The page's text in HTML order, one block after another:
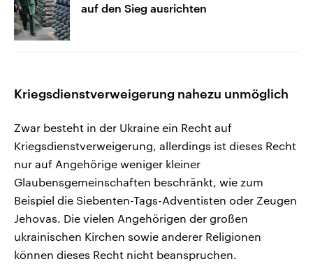
auf den Sieg ausrichten
Kriegsdienstverweigerung nahezu unmöglich
Zwar besteht in der Ukraine ein Recht auf
Kriegsdienstverweigerung, allerdings ist dieses Recht
nur auf Angehörige weniger kleiner
Glaubensgemeinschaften beschränkt, wie zum
Beispiel die Siebenten-Tags-Adventisten oder Zeugen
Jehovas. Die vielen Angehörigen der großen
ukrainischen Kirchen sowie anderer Religionen
können dieses Recht nicht beanspruchen.